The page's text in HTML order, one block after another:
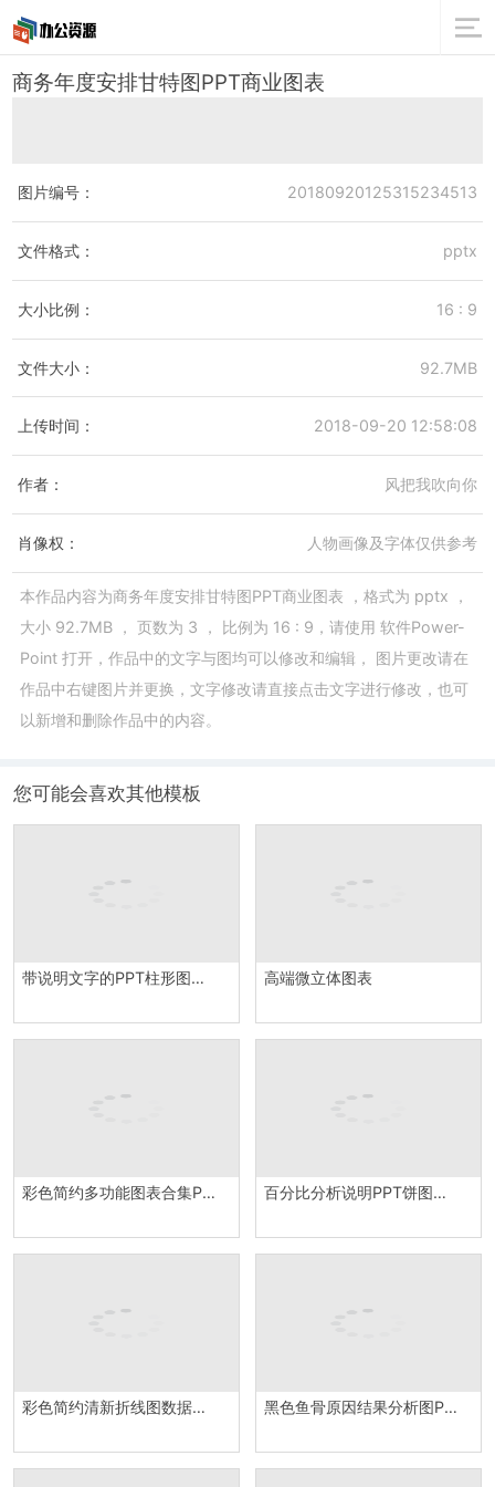
商务年度安排甘特图PPT商业图表
图片编号： 20180920125315234513
文件格式： pptx
大小比例： 16 : 9
文件大小： 92.7MB
上传时间： 2018-09-20 12:58:08
作者： 风把我吹向你
肖像权： 人物画像及字体仅供参考
本作品内容为商务年度安排甘特图PPT商业图表 ，格式为 pptx
，
大小 92.7MB， 页数为 3 ， 比例为 16 : 9 ，请使用 软件Power-
Point 打开，作品中的文字与图均可以修改和编辑， 图片更改请在
作品中右键图片并更换，文字修改请直接点击文字进行修改，也可
以新增和删除作品中的内容。
您可能会喜欢其他模板
带说明文字的PPT柱形图模板 高端微立体图表
彩色简约多功能图表合集PPT图表模板 百分比分析说明PPT饼图模板
彩色简约清新折线图数据统计含柱状图PPT图表模板 黑色鱼骨原因结果分析图PPT模板